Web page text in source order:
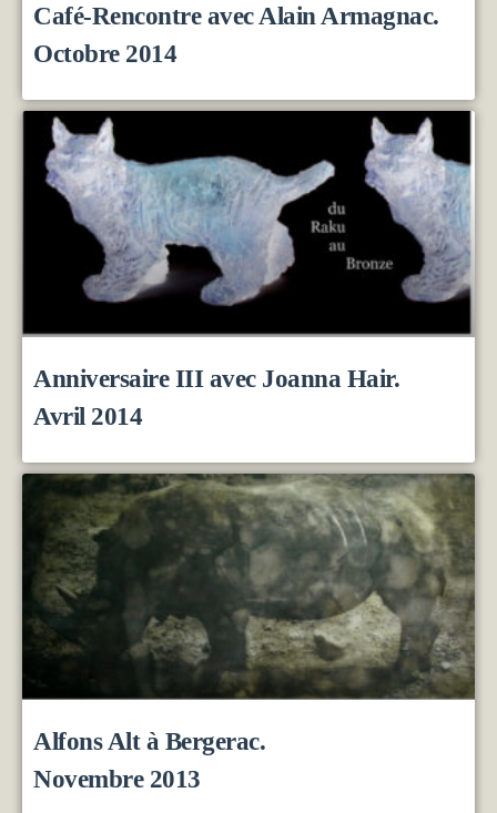
Café-Rencontre avec Alain Armagnac.
Octobre 2014
Anniversaire III avec Joanna Hair.
Avril 2014
Alfons Alt à Bergerac.
Novembre 2013